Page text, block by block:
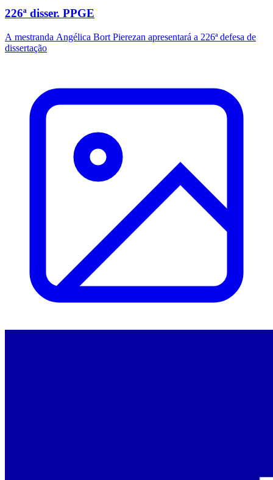
226ª disser. PPGE
A mestranda Angélica Bort Pierezan apresentará a 226ª defesa de
dissertação